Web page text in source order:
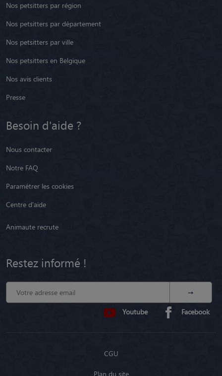
Nos petsitters par région
Nos petsitters par département
Nos petsitters par ville
Nos petsitters en Belgique
Nos avis clients
Presse
Besoin d'aide ?
Nous contacter
Notre FAQ
Paramétrer les cookies
Centre d'aide
Animaute recrute
Restez informé !
Youtube Facebook
CGU
Plan du site